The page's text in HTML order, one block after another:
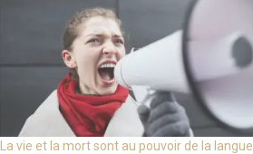
La vie et la mort sont au pouvoir de la langue